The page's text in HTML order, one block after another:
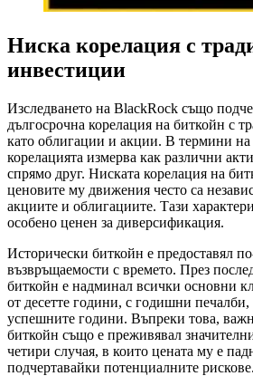
Ниска корелация с
инвестиции
Изследването на BlackRock също
дългосрочна корелация на биткойн с
като облигации и акции. В термини
корелацията измерва как различни
спрямо друг. Ниската корелация на
ценовите му движения често са
акциите и облигациите. Тази
особено ценен за диверсификация.
Исторически биткойн е предоставял
възвръщаемости с времето. През
биткойн е надминал всички основни
от десетте години, с годишни
успешните години. Въпреки това,
биткойн също е преживявал
четири случая, в които цената му е
подчертавайки потенциалните рискове.